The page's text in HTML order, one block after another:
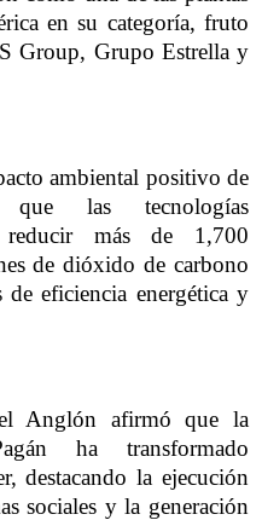
en su categoría, fruto
Group, Grupo Estrella y
ambiental positivo de
que las tecnologías
reducir más de 1,700
de dióxido de carbono
de eficiencia energética y
Anglón afirmó que la
ha transformado
destacando la ejecución
sociales y la generación